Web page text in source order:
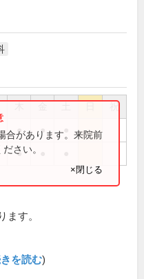
祝
● ●
●
合があります。来院前
さい。
×閉じる
ます。
を読む)